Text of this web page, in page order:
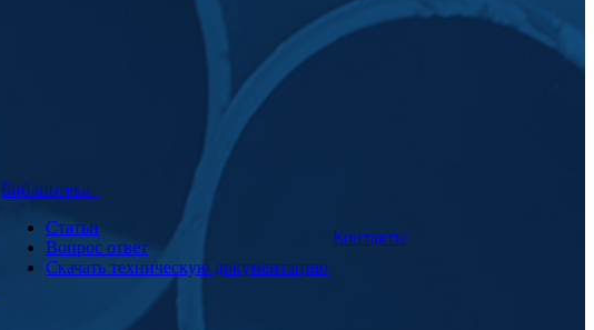
Библиотека
Статьи
Вопрос ответ
Скачать техническую документацию
Контакты